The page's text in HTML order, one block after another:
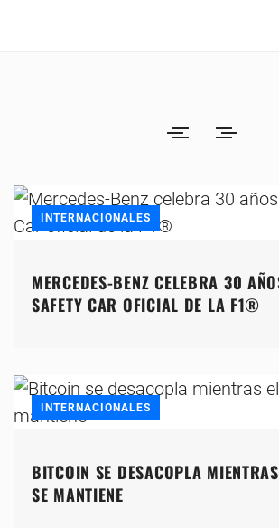
INTERNACIONALES
MERCEDES-BENZ CELEBRA 30
SAFETY CAR OFICIAL DE LA F1®
INTERNACIONALES
BITCOIN SE DESACOPLA
SE MANTIENE